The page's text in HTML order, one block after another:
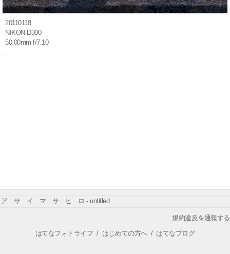
20110118
NIKON D300
50.00mm f/7.10
ア サ イ マ サ ヒ ロ - untitled
規約違反を通報する
はてなフォトライフ / はじめての方へ/ はてなブログ